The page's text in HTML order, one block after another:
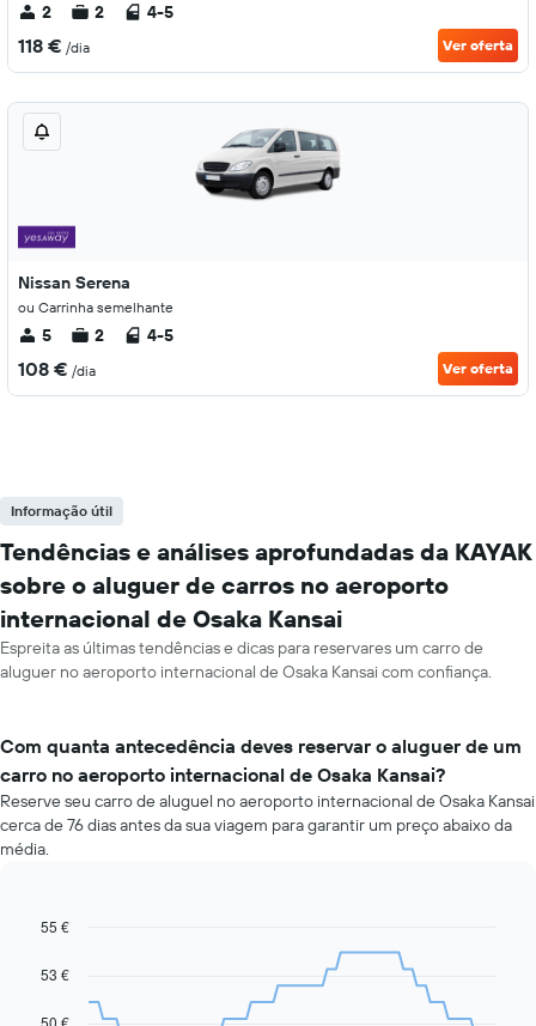
2 2 4-5
118 € /dia Ver oferta
Nissan Serena
ou Carrinha semelhante
5 2 4-5
108 € /dia Ver oferta
Informação útil
Tendências e análises aprofundadas da KAYAK
sobre o aluguer de carros no aeroporto
internacional de Osaka Kansai
Espreita as últimas tendências e dicas para reservares um carro de
aluguer no aeroporto internacional de Osaka Kansai com confiança.
Com quanta antecedência deves reservar o aluguer de um
carro no aeroporto internacional de Osaka Kansai?
Reserve seu carro de aluguel no aeroporto internacional de Osaka Kansai
cerca de 76 dias antes da sua viagem para garantir um preço abaixo da
média.
Line
91
points.
Chart
50 €
53 €
55 €